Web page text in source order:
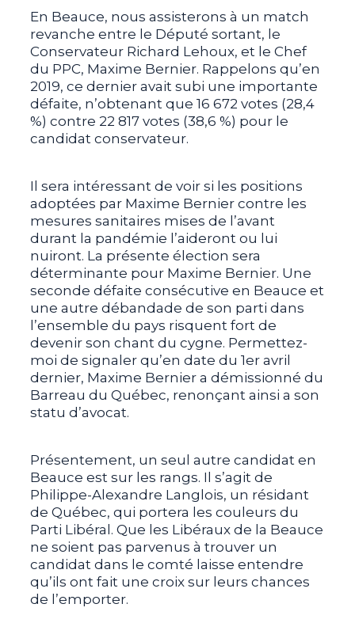
En Beauce, nous assisterons à un match
revanche entre le Député sortant, le
Conservateur Richard Lehoux, et le Chef
du PPC, Maxime Bernier. Rappelons qu’en
2019, ce dernier avait subi une importante
défaite, n’obtenant que 16 672 votes (28,4
%) contre 22 817 votes (38,6 %) pour le
candidat conservateur.
Il sera intéressant de voir si les positions
adoptées par Maxime Bernier contre les
mesures sanitaires mises de l’avant
durant la pandémie l’aideront ou lui
nuiront. La présente élection sera
déterminante pour Maxime Bernier. Une
seconde défaite consécutive en Beauce et
une autre débandade de son parti dans
l’ensemble du pays risquent fort de
devenir son chant du cygne. Permettez-
moi de signaler qu’en date du 1er avril
dernier, Maxime Bernier a démissionné du
Barreau du Québec, renonçant ainsi a son
statu d’avocat.
Présentement, un seul autre candidat en
Beauce est sur les rangs. Il s’agit de
Philippe-Alexandre Langlois, un résidant
de Québec, qui portera les couleurs du
Parti Libéral. Que les Libéraux de la Beauce
ne soient pas parvenus à trouver un
candidat dans le comté laisse entendre
qu’ils ont fait une croix sur leurs chances
de l’emporter.